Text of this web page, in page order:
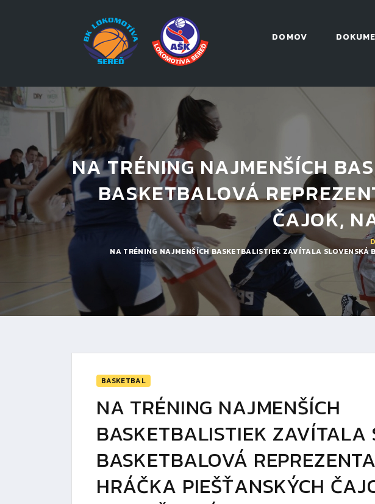
DOMOV
NA TRÉNING NAJMENŠÍCH
BASKETBALOVÁ
ČAJOK,
NA TRÉNING NAJMENŠÍCH BASKETBALISTIEK ZAVÍTALA SLOVENSKÁ
BASKETBAL
NA TRÉNING NAJMENŠÍCH
BASKETBALISTIEK ZAVÍTALA
BASKETBALOVÁ
HRÁČKA PIEŠŤANSKÝCH